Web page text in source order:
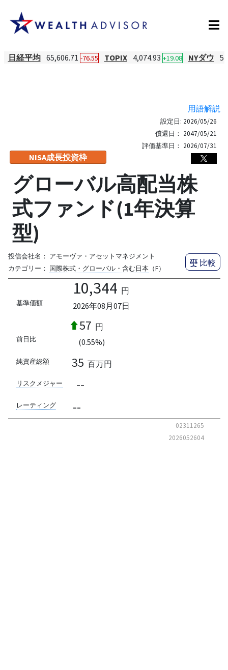
日経平均 65,606.71 -76.55 TOPIX 4,074.93 +19.08 NYダウ
用語解説
NISA成長投資枠
設定日: 2026/05/26
償還日： 2047/05/21
評価基準日： 2026/07/31
グローバル高配当株
式ファンド(1年決算
型)
投信会社名： アモーヴァ・アセットマネジメント
カテゴリー： 国際株式・グローバル・含む日本（F）
比較
基準価額
10,344 円
2026年08月07日
前日比
57 円
(0.55%)
純資産総額 35 百万円
リスクメジャー --
レーティング --
02311265
2026052604